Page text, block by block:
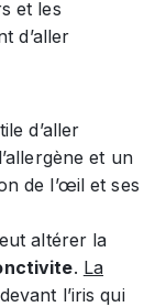
et les
d’aller
d’aller
et un
de l’œil et ses
altérer la
. La
l’iris qui